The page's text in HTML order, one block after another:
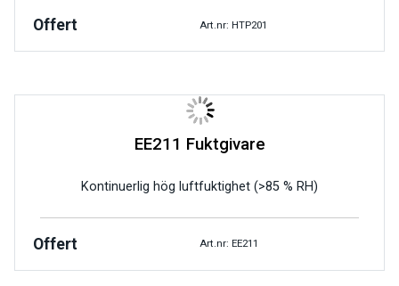
Offert Art.nr: HTP201
EE211 Fuktgivare
Kontinuerlig hög luftfuktighet (>85 % RH)
Offert Art.nr: EE211